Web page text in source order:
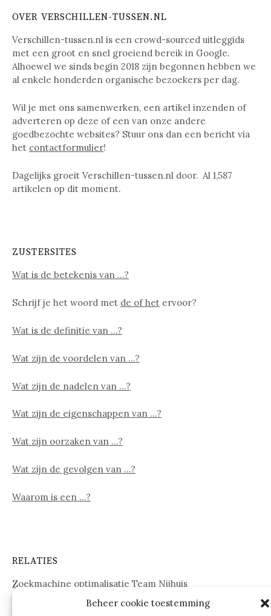
Beheer cookie toestemming
OVER VERSCHILLEN-TUSSEN.NL
Verschillen-tussen.nl is een crowd-sourced uitleggids
met een groot en snel groeiend bereik in Google.
Alhoewel we sinds begin 2018 zijn begonnen hebben we
al enkele honderden organische bezoekers per dag.
Wil je met ons samenwerken, een artikel inzenden of
adverteren op deze of een van onze andere
goedbezochte websites? Stuur ons dan een bericht via
het contactformulier!
Dagelijks groeit Verschillen-tussen.nl door. Al 1,587
artikelen op dit moment.
ZUSTERSITES
Wat is de betekenis van …?
Schrijf je het woord met de of het ervoor?
Wat is de definitie van …?
Wat zijn de voordelen van …?
Wat zijn de nadelen van …?
Wat zijn de eigenschappen van …?
Wat zijn oorzaken van …?
Wat zijn de gevolgen van …?
Waarom is een …?
RELATIES
Zoekmachine optimalisatie Team Nijhuis